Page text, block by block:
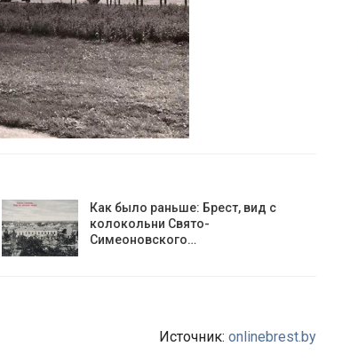
Как было раньше: Брест, вид с
колокольни Cвято-
Симеоновского…
Источник: onlinebrest.by